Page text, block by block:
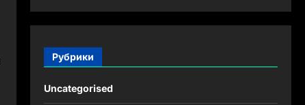
Рубрики
Uncategorised